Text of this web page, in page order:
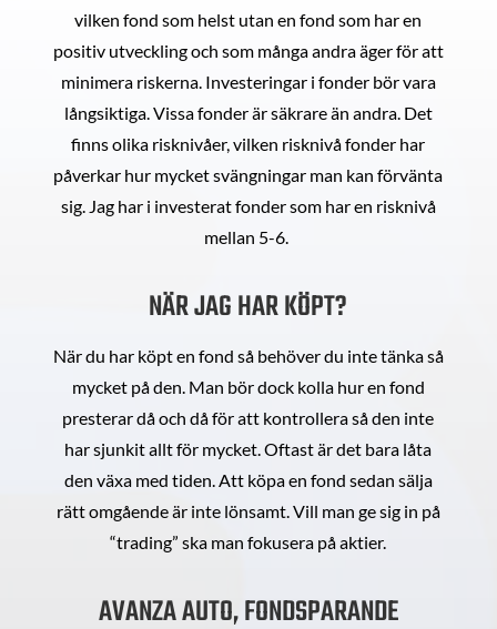
vilken fond som helst utan en fond som har en
positiv utveckling och som många andra äger för att
minimera riskerna. Investeringar i fonder bör vara
långsiktiga. Vissa fonder är säkrare än andra. Det
finns olika risknivåer, vilken risknivå fonder har
påverkar hur mycket svängningar man kan förvänta
sig. Jag har i investerat fonder som har en risknivå
mellan 5-6.
NÄR JAG HAR KÖPT?
När du har köpt en fond så behöver du inte tänka så
mycket på den. Man bör dock kolla hur en fond
presterar då och då för att kontrollera så den inte
har sjunkit allt för mycket. Oftast är det bara låta
den växa med tiden. Att köpa en fond sedan sälja
rätt omgående är inte lönsamt. Vill man ge sig in på
“trading” ska man fokusera på aktier.
AVANZA AUTO, FONDSPARANDE